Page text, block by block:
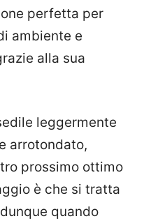
perfetta per
ambiente e
alla sua
leggermente
arrotondato,
prossimo ottimo
è che si tratta
quando